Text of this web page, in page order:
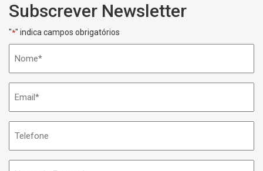
Subscrever Newsletter
"*" indica campos obrigatórios